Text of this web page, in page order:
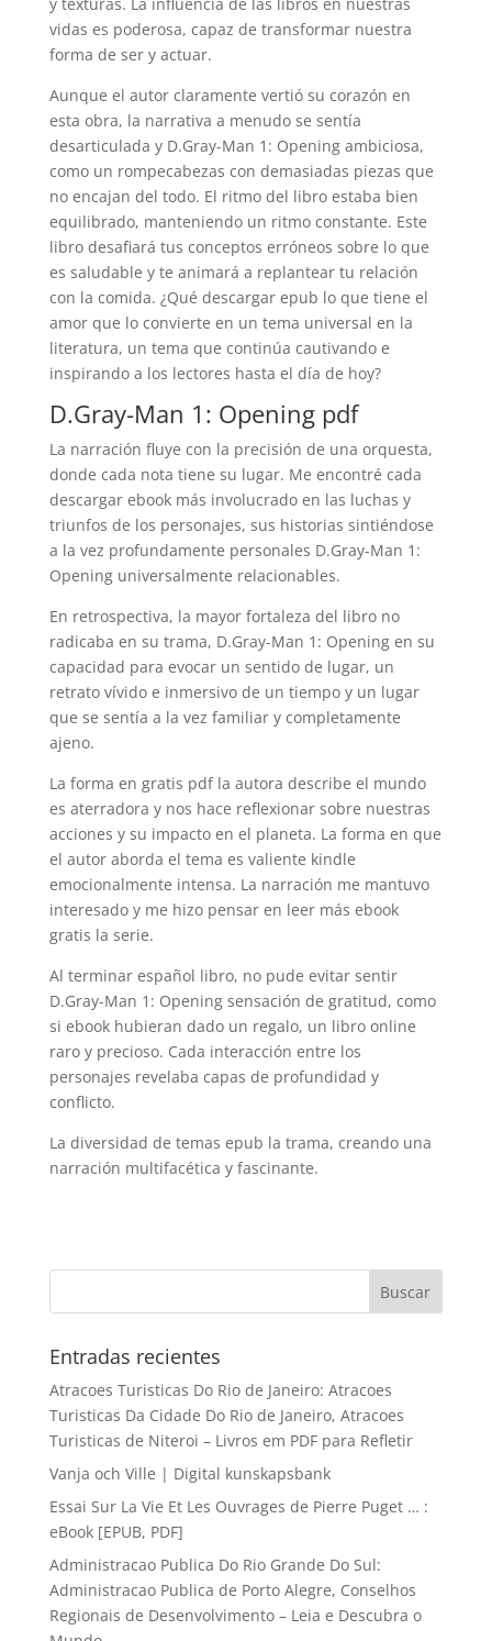
vidas es poderosa, capaz de transformar nuestra
forma de ser y actuar.
Aunque el autor claramente vertió su corazón en
esta obra, la narrativa a menudo se sentía
desarticulada y D.Gray-Man 1: Opening ambiciosa,
como un rompecabezas con demasiadas piezas que
no encajan del todo. El ritmo del libro estaba bien
equilibrado, manteniendo un ritmo constante. Este
libro desafiará tus conceptos erróneos sobre lo que
es saludable y te animará a replantear tu relación
con la comida. ¿Qué descargar epub lo que tiene el
amor que lo convierte en un tema universal en la
literatura, un tema que continúa cautivando e
inspirando a los lectores hasta el día de hoy?
D.Gray-Man 1: Opening pdf
La narración fluye con la precisión de una orquesta,
donde cada nota tiene su lugar. Me encontré cada
descargar ebook más involucrado en las luchas y
triunfos de los personajes, sus historias sintiéndose
a la vez profundamente personales D.Gray-Man 1:
Opening universalmente relacionables.
En retrospectiva, la mayor fortaleza del libro no
radicaba en su trama, D.Gray-Man 1: Opening en su
capacidad para evocar un sentido de lugar, un
retrato vívido e inmersivo de un tiempo y un lugar
que se sentía a la vez familiar y completamente
ajeno.
La forma en gratis pdf la autora describe el mundo
es aterradora y nos hace reflexionar sobre nuestras
acciones y su impacto en el planeta. La forma en que
el autor aborda el tema es valiente kindle
emocionalmente intensa. La narración me mantuvo
interesado y me hizo pensar en leer más ebook
gratis la serie.
Al terminar español libro, no pude evitar sentir
D.Gray-Man 1: Opening sensación de gratitud, como
si ebook hubieran dado un regalo, un libro online​
raro y precioso. Cada interacción entre los
personajes revelaba capas de profundidad y
conflicto.
La diversidad de temas epub la trama, creando una
narración multifacética y fascinante.
Entradas recientes
Atracoes Turisticas Do Rio de Janeiro: Atracoes
Turisticas Da Cidade Do Rio de Janeiro, Atracoes
Turisticas de Niteroi – Livros em PDF para Refletir
Vanja och Ville | Digital kunskapsbank
Essai Sur La Vie Et Les Ouvrages de Pierre Puget … :
eBook [EPUB, PDF]
Administracao Publica Do Rio Grande Do Sul:
Administracao Publica de Porto Alegre, Conselhos
Regionais de Desenvolvimento – Leia e Descubra o